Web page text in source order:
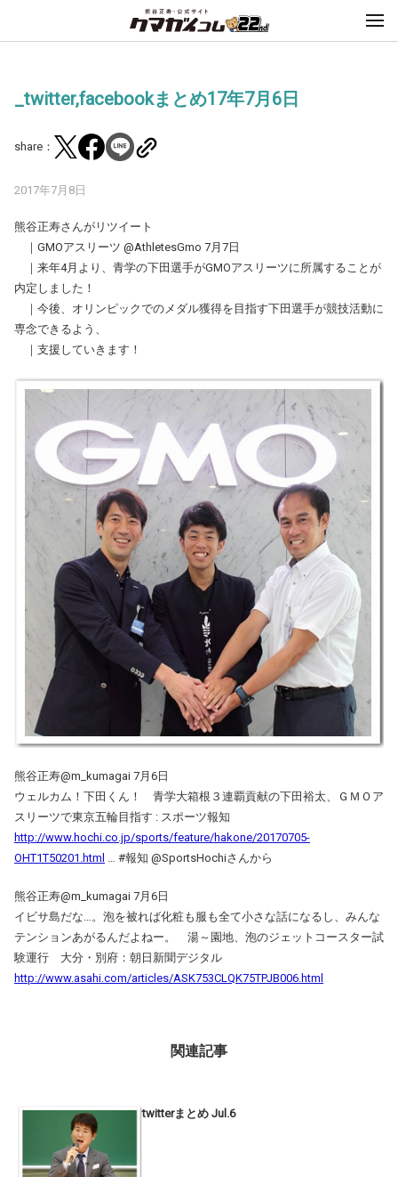
_twitter,facebookまとめ17年7月6日
share：
2017年7月8日
熊谷正寿さんがリツイート
｜GMOアスリーツ‏ @AthletesGmo 7月7日
｜来年4月より、青学の下田選手がGMOアスリーツに所属することが
内定しました！
｜今後、オリンピックでのメダル獲得を目指す下田選手が競技活動に
専念できるよう、
｜支援していきます！
熊谷正寿@m_kumagai 7月6日
ウェルカム！下田くん！ 青学大箱根３連覇貢献の下田裕太、ＧＭＯア
スリーツで東京五輪目指す : スポーツ報知
http://www.hochi.co.jp/sports/feature/hakone/20170705-
OHT1T50201.html
… #報知 @SportsHochiさんから
熊谷正寿@m_kumagai 7月6日
イビサ島だな…。泡を被れば化粧も服も全て小さな話になるし、みんな
テンションあがるんだよねー。 湯～園地、泡のジェットコースター試
験運行 大分・別府：朝日新聞デジタル
http://www.asahi.com/articles/ASK753CLQK75TPJB006.html
関連記事
twitterまとめ Jul.6